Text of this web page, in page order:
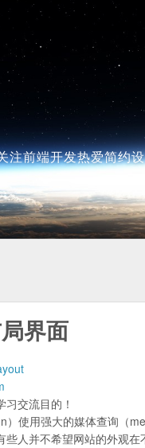
注前端开发热爱简约
界面
交流目的！
使用强大的媒体查询（
人并不希望网站的外观